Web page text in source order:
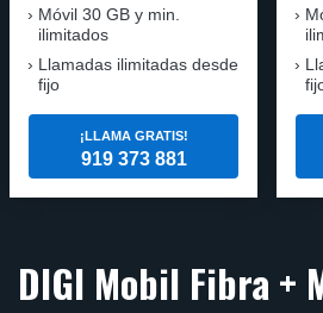
Móvil 30 GB y min.
ilimitados
Llamadas ilimitadas desde
fijo
¡LLAMA GRATIS!
919 373 881
DIGI Mobil Fibra +